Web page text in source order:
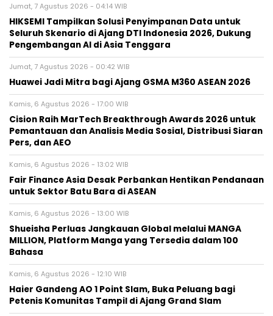
Jumat, 7 Agustus 2026 - 04:14 WIB
HIKSEMI Tampilkan Solusi Penyimpanan Data untuk
Seluruh Skenario di Ajang DTI Indonesia 2026, Dukung
Pengembangan AI di Asia Tenggara
Jumat, 7 Agustus 2026 - 00:42 WIB
Huawei Jadi Mitra bagi Ajang GSMA M360 ASEAN 2026
Kamis, 6 Agustus 2026 - 17:00 WIB
Cision Raih MarTech Breakthrough Awards 2026 untuk
Pemantauan dan Analisis Media Sosial, Distribusi Siaran
Pers, dan AEO
Kamis, 6 Agustus 2026 - 13:02 WIB
Fair Finance Asia Desak Perbankan Hentikan Pendanaan
untuk Sektor Batu Bara di ASEAN
Kamis, 6 Agustus 2026 - 13:00 WIB
Shueisha Perluas Jangkauan Global melalui MANGA
MILLION, Platform Manga yang Tersedia dalam 100
Bahasa
Kamis, 6 Agustus 2026 - 12:10 WIB
Haier Gandeng AO 1 Point Slam, Buka Peluang bagi
Petenis Komunitas Tampil di Ajang Grand Slam